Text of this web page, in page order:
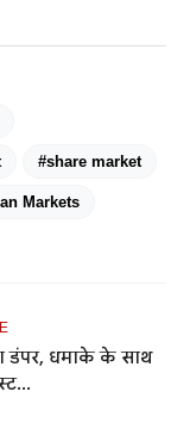
#share market
Markets
डंपर, धमाके के साथ